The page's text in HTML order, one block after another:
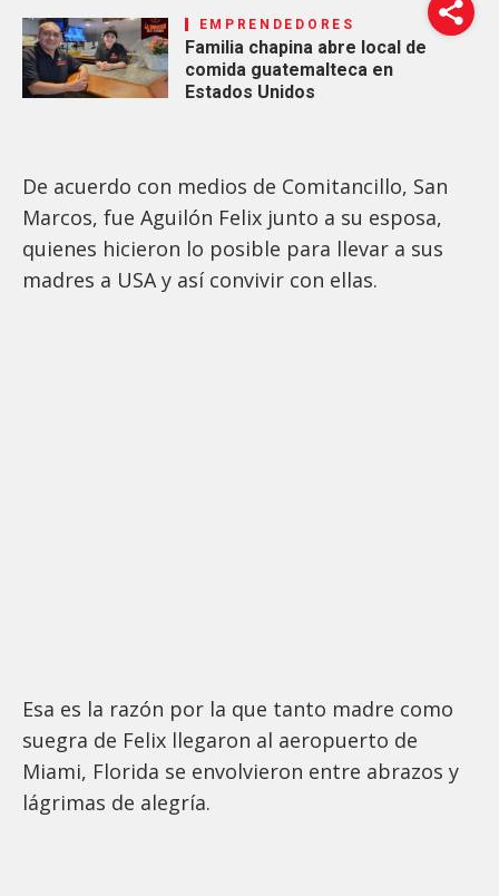
EMPRENDEDORES
Familia chapina abre local de
comida guatemalteca en
Estados Unidos
De acuerdo con medios de Comitancillo, San
Marcos, fue Aguilón Felix junto a su esposa,
quienes hicieron lo posible para llevar a sus
madres a USA y así convivir con ellas.
Esa es la razón por la que tanto madre como
suegra de Felix llegaron al aeropuerto de
Miami, Florida se envolvieron entre abrazos y
lágrimas de alegría.